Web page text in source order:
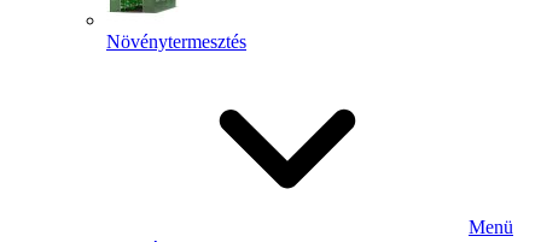
Növénytermesztés
Menü